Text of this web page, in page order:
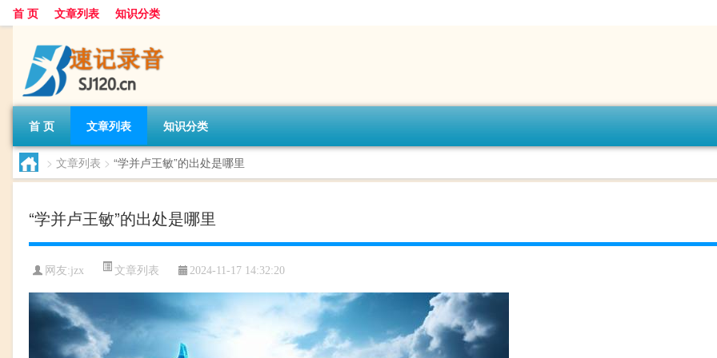
首 页 文章列表 知识分类
首 页 文章列表 知识分类
> 文章列表 > “学并卢王敏”的出处是哪里
“学并卢王敏”的出处是哪里
网友:jzx 文章列表 2024-11-17 14:32:20